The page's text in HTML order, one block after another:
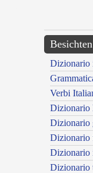
Dizionario
Verbi
Dizionario
Dizionario
Dizionario
Dizionario
Dizionario